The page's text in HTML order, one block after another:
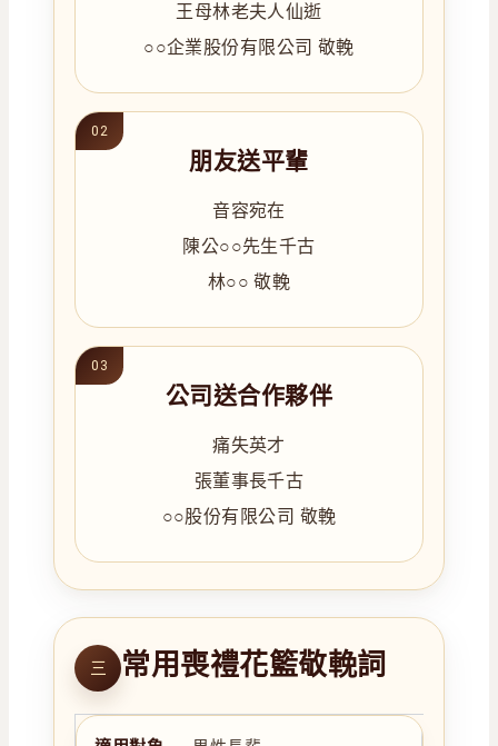
王母林老夫人仙逝
○○企業股份有限公司 敬輓
朋友送平輩
音容宛在
陳公○○先生千古
林○○ 敬輓
公司送合作夥伴
痛失英才
張董事長千古
○○股份有限公司 敬輓
三 常用喪禮花籃敬輓詞